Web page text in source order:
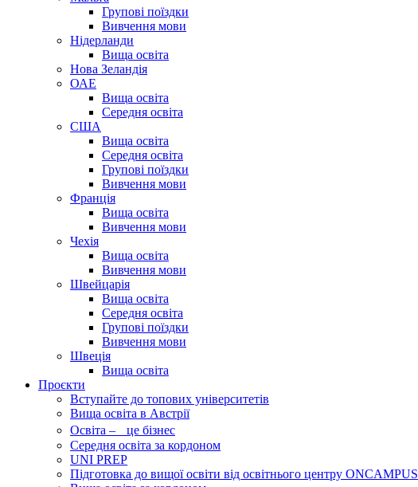
Групові поїздки
Вивчення мови
Нідерланди
Вища освіта
Нова Зеландія
ОАЕ
Вища освіта
Середня освіта
США
Вища освіта
Середня освіта
Групові поїздки
Вивчення мови
Франція
Вища освіта
Вивчення мови
Чехія
Вища освіта
Вивчення мови
Швейцарія
Вища освіта
Середня освіта
Групові поїздки
Вивчення мови
Швеція
Вища освіта
Проєкти
Вступайте до топових університетів
Вища освіта в Австрії
Освіта – це бізнес
Середня освіта за кордоном
UNI PREP
Підготовка до вищої освіти від освітнього центру ONCAMPUS